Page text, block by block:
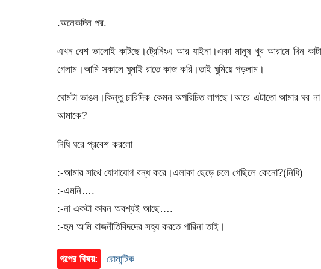
.অনেকদিন পর.
এখন বেশ ভালোই কাটছে।ট্রেনিংএ আর যাইনা।একা মানুষ খুব আরামে দিন
গেলাম।আমি সকালে ঘুমাই রাতে কাজ করি।তাই ঘুমিয়ে পড়লাম।
ঘোমটা ভাঙল।কিন্তু চারিদিক কেমন অপরিচিত লাগছে।আরে এটাতো আমার ঘর
আমাকে?
নিধি ঘরে প্রবেশ করলো
:-আমার সাথে যোগাযোগ বন্ধ করে।এলাকা ছেড়ে চলে গেছিলে কেনো?(নিধি)
:-এমনি….
:-না একটা কারন অবশ্যই আছে….
:-হুম আমি রাজনীতিবিদদের সহ্য করতে পারিনা তাই।
গল্পের বিষয়: রোমান্টিক